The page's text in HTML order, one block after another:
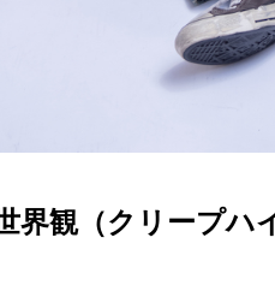
界観（クリープハ